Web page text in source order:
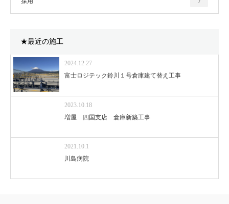
★最近の施工
2024.12.27
富士ロジテック鈴川１号倉庫建て替え工事
2023.10.18
増屋 四国支店 倉庫新築工事
2021.10.1
川島病院